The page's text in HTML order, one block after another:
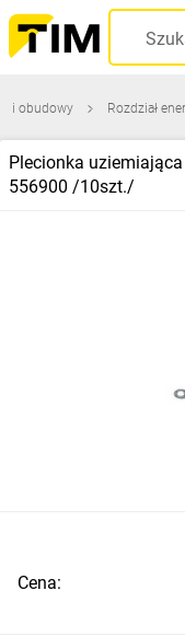
i obudowy Rozdział
Plecionka
556900 /10szt./
Cena: